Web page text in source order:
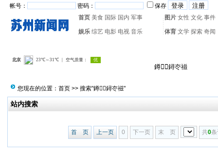
帐号： 密码：
保存
首页 美食 国际 国内 军事 图片 女性 文化 事件
娱乐 综艺 电影 电视 音乐 体育 文学 探索 奇闻
您现在的位置： 首页 >> 搜索"鐏鐞冭禌"
站内搜索
首 页 上一页 0 下一页 末 页 共0